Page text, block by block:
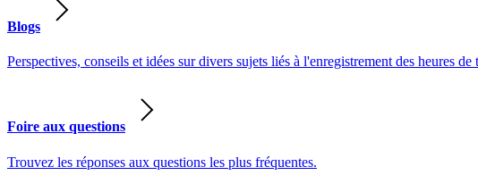
Blogs
Perspectives, conseils et idées sur divers sujets liés à l'enregistrement des heures
Foire aux questions
Trouvez les réponses aux questions les plus fréquentes.